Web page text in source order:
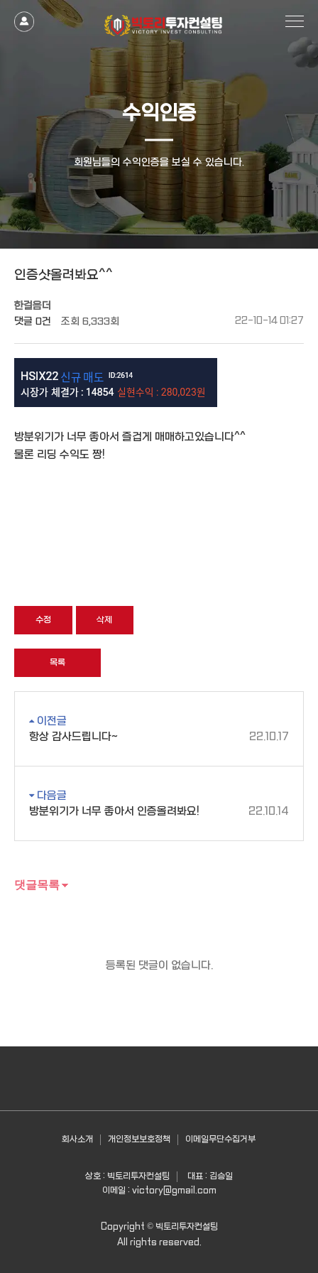
수익인증
회원님들의 수익인증을 보실 수 있습니다.
인증샷올려봐요^^
한걸음더
댓글 0건 조회 6,333회 22-10-14 01:27
방분위기가 너무 좋아서 즐겁게 매매하고있습니다^^
물론 리딩 수익도 짱!
수정 삭제
목록
이전글
항상 감사드립니다~
22.10.17
다음글
방분위기가 너무 좋아서 인증올려봐요!
22.10.14
댓글목록
등록된 댓글이 없습니다.
회사소개 개인정보보호정책 이메일무단수집거부
상호 : 빅토리투자컨설팅
대표 : 김승일
이메일 : victory@gmail.com
Copyright © 빅토리투자컨설팅
All rights reserved.